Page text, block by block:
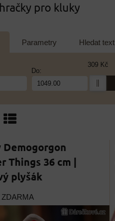
pro kluky
Parametry Hledat text
Do:
309 Kč
Demogorgon
Things 36 cm |
plyšák
ZDARMA